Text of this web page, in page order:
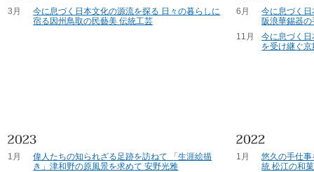
3月
今に息づく日本文化の源流を探る 日々の暮らしに
宿る因州鳥取の民藝美 伝統工芸
6月
今に息づく
阪浪華錫器
11月
今に息づく
を受け継ぐ
1月
偉人たちの知られざる足跡を訪ねて 「生涯絵描
き」津和野の原風景を求めて 安野光雅
1月
悠久の手仕
統 松江の和